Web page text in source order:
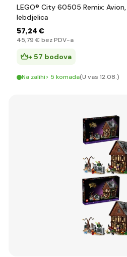
LEGO® City 60505 Remix:
lebdjelica
57,24 €
45,79 € bez PDV-a
+ 57 bodova
Na zalihi> 5 komada(U vas 12.08.)